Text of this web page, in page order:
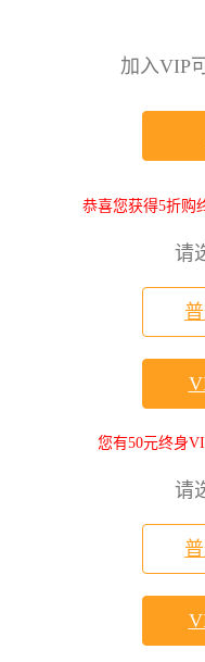
加入VIP
恭喜您获得5折购
请
您有50元终身
请